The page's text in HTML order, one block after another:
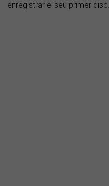
enregistrar el seu primer disc.